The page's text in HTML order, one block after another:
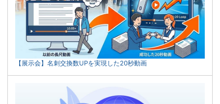
【展示会】名刺交換数UPを実現した20秒動画